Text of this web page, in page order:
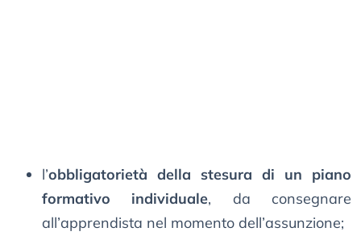
l’obbligatorietà della stesura di un piano
formativo individuale, da consegnare
all’apprendista nel momento dell’assunzione;